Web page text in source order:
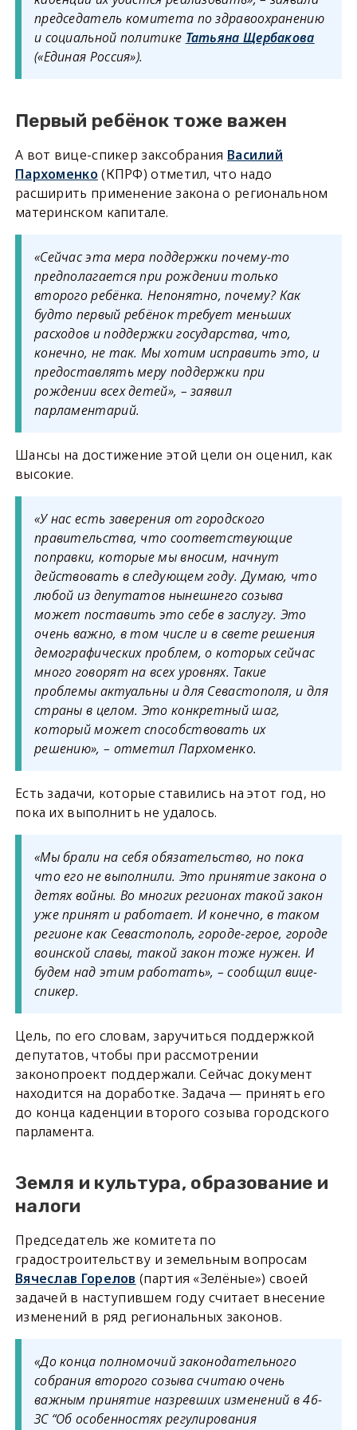
председатель комитета по здравоохранению
и социальной политике Татьяна Щербакова
(«Единая Россия»).
Первый ребёнок тоже важен
А вот вице-спикер заксобрания Василий
Пархоменко (КПРФ) отметил, что надо
расширить применение закона о региональном
материнском капитале.
«Сейчас эта мера поддержки почему-то
предполагается при рождении только
второго ребёнка. Непонятно, почему? Как
будто первый ребёнок требует меньших
расходов и поддержки государства, что,
конечно, не так. Мы хотим исправить это, и
предоставлять меру поддержки при
рождении всех детей», – заявил
парламентарий.
Шансы на достижение этой цели он оценил, как
высокие.
«У нас есть заверения от городского
правительства, что соответствующие
поправки, которые мы вносим, начнут
действовать в следующем году. Думаю, что
любой из депутатов нынешнего созыва
может поставить это себе в заслугу. Это
очень важно, в том числе и в свете решения
демографических проблем, о которых сейчас
много говорят на всех уровнях. Такие
проблемы актуальны и для Севастополя, и для
страны в целом. Это конкретный шаг,
который может способствовать их
решению», – отметил Пархоменко.
Есть задачи, которые ставились на этот год, но
пока их выполнить не удалось.
«Мы брали на себя обязательство, но пока
что его не выполнили. Это принятие закона о
детях войны. Во многих регионах такой закон
уже принят и работает. И конечно, в таком
регионе как Севастополь, городе-герое, городе
воинской славы, такой закон тоже нужен. И
будем над этим работать», – сообщил вице-
спикер.
Цель, по его словам, заручиться поддержкой
депутатов, чтобы при рассмотрении
законопроект поддержали. Сейчас документ
находится на доработке. Задача — принять его
до конца каденции второго созыва городского
парламента.
Земля и культура, образование и
налоги
Председатель же комитета по
градостроительству и земельным вопросам
Вячеслав Горелов (партия «Зелёные») своей
задачей в наступившем году считает внесение
изменений в ряд региональных законов.
«До конца полномочий законодательного
собрания второго созыва считаю очень
важным принятие назревших изменений в 46-
ЗС “Об особенностях регулирования